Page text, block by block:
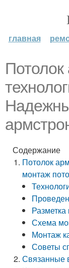
главная
Потолок
Содержание
Потолок
монтаж
Разметка
Схема
Монтаж
Советы
Связанные